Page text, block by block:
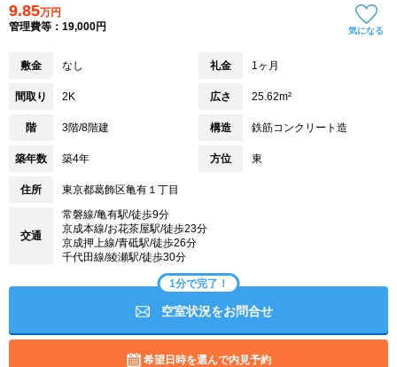
9.85万円
管理費等：19,000円
気になる
敷金 なし 礼金 1ヶ月
間取り 2K 広さ 25.62m²
階 3階/8階建 構造 鉄筋コンクリート造
築年数 築4年 方位 東
住所 東京都葛飾区亀有１丁目
交通
常磐線/亀有駅/徒歩9分
京成本線/お花茶屋駅/徒歩23分
京成押上線/青砥駅/徒歩26分
千代田線/綾瀬駅/徒歩30分
1分で完了！
空室状況をお問合せ
希望日時を選んで内見予約